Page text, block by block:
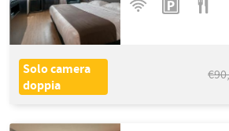
Solo camera
doppia